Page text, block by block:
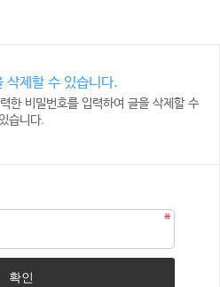
삭제할 수 있습니다.
한 비밀번호를 입력하여 글을 삭제할 수
있습니다.